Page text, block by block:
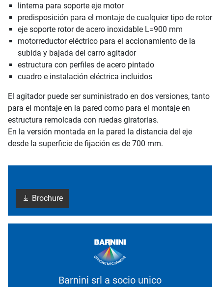
linterna para soporte eje motor
predisposición para el montaje de cualquier tipo de rotor
eje soporte rotor de acero inoxidable L=900 mm
motorreductor eléctrico para el accionamiento de la
subida y bajada del carro agitador
estructura con perfiles de acero pintado
cuadro e instalación eléctrica incluidos
El agitador puede ser suministrado en dos versiones, tanto
para el montaje en la pared como para el montaje en
estructura remolcada con ruedas giratorias.
En la versión montada en la pared la distancia del eje
desde la superficie de fijación es de 700 mm.
Brochure
Barnini srl a socio unico